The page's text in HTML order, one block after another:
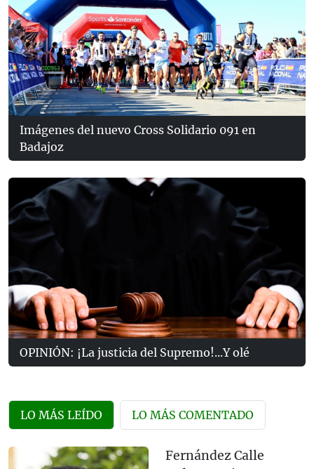
Imágenes del nuevo Cross Solidario 091 en
Badajoz
OPINIÓN: ¡La justicia del Supremo!...Y olé
LO MÁS LEÍDO LO MÁS COMENTADO
Fernández Calle